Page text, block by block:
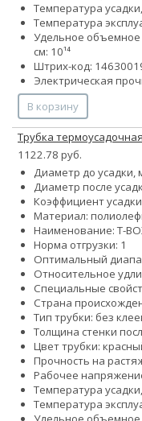
Температура
Температура
Удельное объемное
см: 10¹⁴
Штрих-код:
Электрическая
В корзину
Трубка
1122.78 руб.
Диаметр до усадки,
Диаметр после
Коэффициент
Материал:
Наименование: Т-
Норма отгрузки: 1
Оптимальный
Относительное
Специальные
Страна
Тип трубки: без
Толщина стенки
Цвет трубки:
Прочность на
Рабочее
Температура
Температура